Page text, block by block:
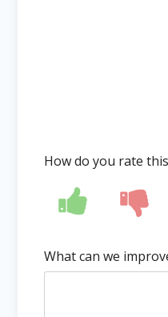
How do you rate
What can we